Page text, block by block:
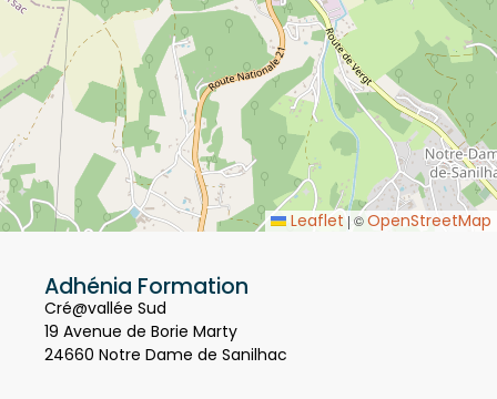
Leaflet | © OpenStreetMap
Adhénia Formation
Cré@vallée Sud
19 Avenue de Borie Marty
24660 Notre Dame de Sanilhac